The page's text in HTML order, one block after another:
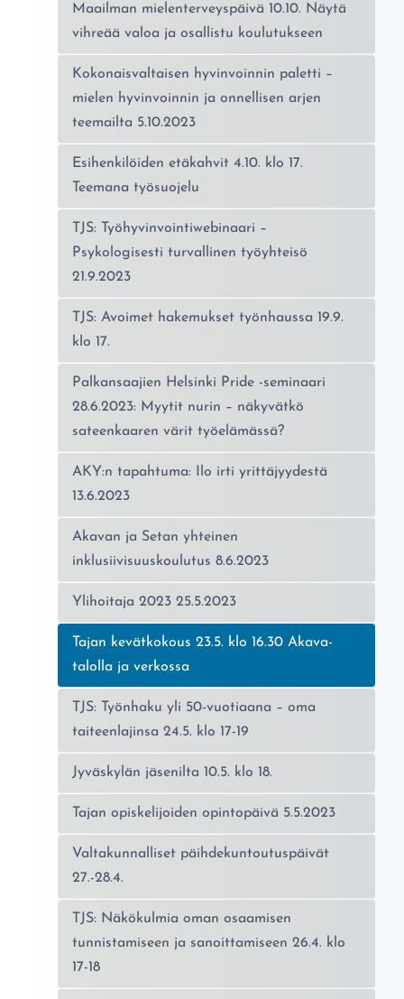
Maailman mielenterveyspäivä 10.10. Näytä
vihreää valoa ja osallistu koulutukseen
Kokonaisvaltaisen hyvinvoinnin paletti –
mielen hyvinvoinnin ja onnellisen arjen
teemailta 5.10.2023
Esihenkilöiden etäkahvit 4.10. klo 17.
Teemana työsuojelu
TJS: Työhyvinvointiwebinaari –
Psykologisesti turvallinen työyhteisö
21.9.2023
TJS: Avoimet hakemukset työnhaussa 19.9.
klo 17.
Palkansaajien Helsinki Pride -seminaari
28.6.2023: Myytit nurin – näkyvätkö
sateenkaaren värit työelämässä?
AKY:n tapahtuma: Ilo irti yrittäjyydestä
13.6.2023
Akavan ja Setan yhteinen
inklusiivisuuskoulutus 8.6.2023
Ylihoitaja 2023 25.5.2023
Nykyinen sivu:
Tajan kevätkokous 23.5. klo 16.30 Akava-
talolla ja verkossa
TJS: Työnhaku yli 50-vuotiaana – oma
taiteenlajinsa 24.5. klo 17-19
Jyväskylän jäsenilta 10.5. klo 18.
Tajan opiskelijoiden opintopäivä 5.5.2023
Valtakunnalliset päihdekuntoutuspäivät
27.-28.4.
TJS: Näkökulmia oman osaamisen
tunnistamiseen ja sanoittamiseen 26.4. klo
17-18